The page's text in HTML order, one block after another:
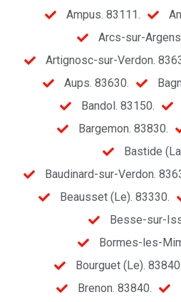
Ampus. 83111.
Arcs-sur-
Artignosc-sur-Verdon.
Aups. 83630.
Bandol. 83150.
Bargemon. 83830.
Bastide
Baudinard-sur-Verdon.
Beausset (Le). 83330.
Besse-sur-
Bormes-les-
Bourguet (Le). 83840.
Brenon. 83840.